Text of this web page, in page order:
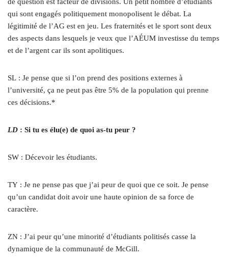
qui sont engagés politiquement monopolisent le débat. La
légitimité de l’AG est en jeu. Les fraternités et le sport sont deux
des aspects dans lesquels je veux que l’AÉUM investisse du temps
et de l’argent car ils sont apolitiques.
SL : Je pense que si l’on prend des positions externes à
l’université, ça ne peut pas être 5% de la population qui prenne
ces décisions.*
LD : Si tu es élu(e) de quoi as-tu peur ?
SW : Décevoir les étudiants.
TY : Je ne pense pas que j’ai peur de quoi que ce soit. Je pense
qu’un candidat doit avoir une haute opinion de sa force de
caractère.
ZN : J’ai peur qu’une minorité d’étudiants politisés casse la
dynamique de la communauté de McGill.